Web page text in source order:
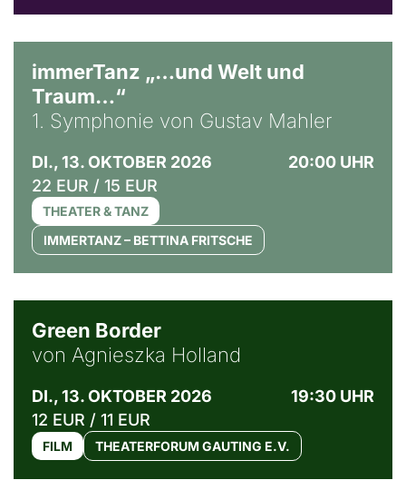
immerTanz „…und Welt und
Traum…“
1. Symphonie von Gustav Mahler
DI., 13. OKTOBER 2026
20:00 UHR
22 EUR / 15 EUR
THEATER & TANZ
IMMERTANZ – BETTINA FRITSCHE
Green Border
von Agnieszka Holland
DI., 13. OKTOBER 2026
19:30 UHR
12 EUR / 11 EUR
FILM THEATERFORUM GAUTING E.V.